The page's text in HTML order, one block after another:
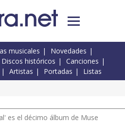
musicales
Novedades
Discos históricos
Canciones
Artistas Portadas Listas
es el décimo álbum de Muse